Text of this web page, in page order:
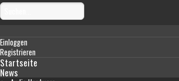
Einloggen
Registrieren
Startseite
News